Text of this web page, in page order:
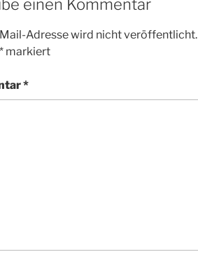
einen Kommentar
Adresse wird nicht veröffentlicht.
* markiert
*